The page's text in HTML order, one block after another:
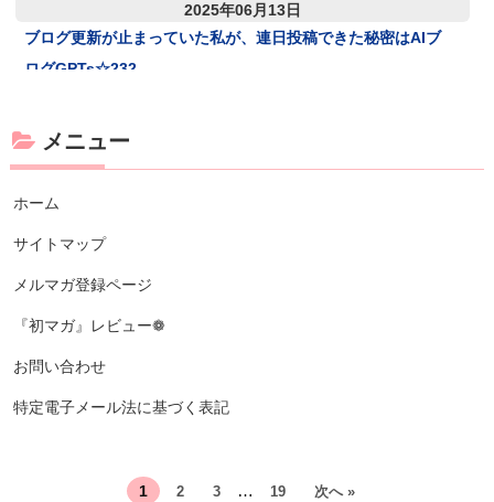
2025年06月13日
ブログ更新が止まっていた私が、連日投稿できた秘密はAIブ
ログGPTs☆232
メニュー
ホーム
サイトマップ
メルマガ登録ページ
『初マガ』レビュー❁
お問い合わせ
特定電子メール法に基づく表記
1 2 3 … 19 次へ »